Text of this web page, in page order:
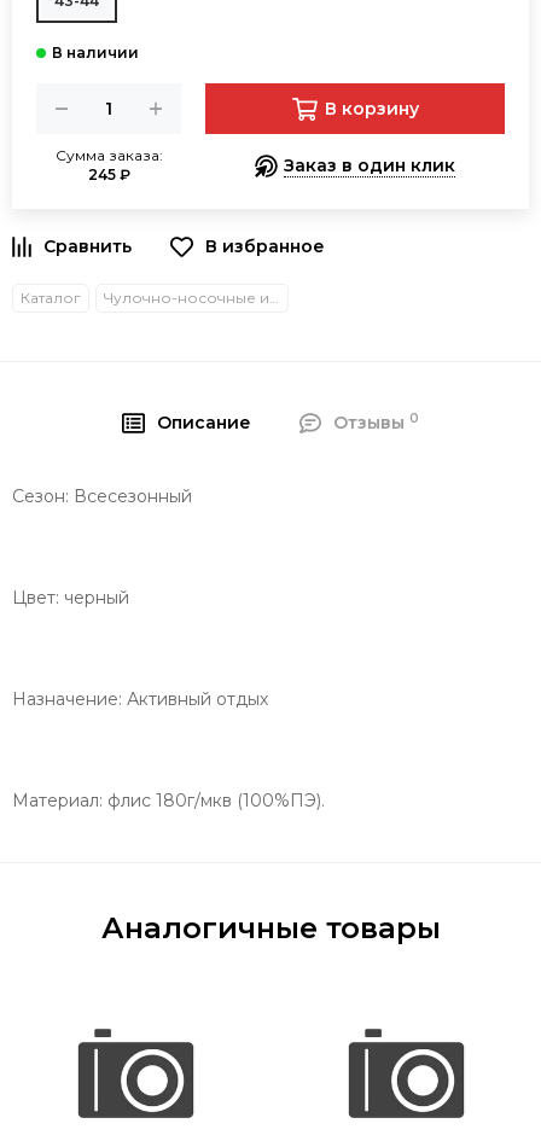
Сумма заказа:
245 ₽
В корзину
Заказ в один клик
В избранное
Каталог Чулочно-носочные изделия
Описание Отзывы 0
Сезон: Всесезонный
Цвет: черный
Назначение: Активный отдых
Материал: флис 180г/мкв (100%ПЭ).
Аналогичные товары